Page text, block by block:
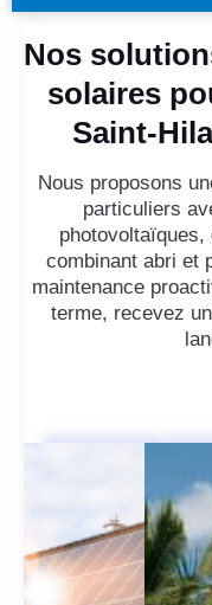
Nos
solaires
Saint-
Nous proposons
particuliers
combinant abri et
maintenance
terme, recevez